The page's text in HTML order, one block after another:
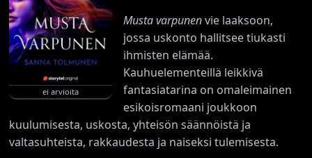
ei arvioita
Musta varpunenvie laaksoon,
jossa uskonto hallitsee tiukasti
ihmisten elämää.
Kauhuelementeillä leikkivä
fantasiatarina on omaleimainen
esikoisromaani joukkoon
kuulumisesta, uskosta, yhteisön säännöistä ja
valtasuhteista, rakkaudesta ja naiseksi tulemisesta.